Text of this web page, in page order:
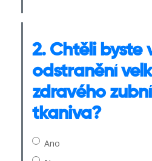
2. Chtěli byste
odstranění
zdravého
tkaniva?
Ano